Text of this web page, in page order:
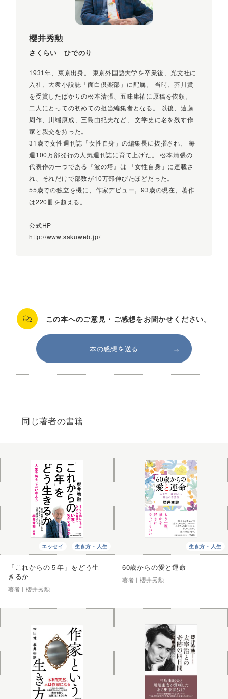
をしたとき」に覚悟を決めておく／第5章 「恋愛」「セック
ス」を人生から閉め出さない／第6章 「家族の絆」「仲間の
決めておく／第8章 「80歳の自分」「90歳の自分」を楽しみ
に迎えよう／おわりに 70歳、あるいは70代という年齢で、あ
櫻井秀勲
さくらい ひでのり
1931年、東京出身。 東京外国語大学を卒業後、光文社に
入社、大衆小説誌「面白倶楽部」に配属。 当時、芥川賞
を受賞したばかりの松本清張、五味康祐に原稿を依頼。
二人にとっての初めての担当編集者となる。 以後、遠藤
周作、川端康成、三島由紀夫など、 文学史に名を残す作
家と親交を持った。
31歳で女性週刊誌「女性自身」の編集長に抜擢され、 毎
週100万部発行の人気週刊誌に育て上げた。 松本清張の
代表作の一つである『波の塔』は 「女性自身」に連載さ
れ、それだけで部数が10万部伸びたほどだった。
55歳での独立を機に、作家デビュー。93歳の現在、著作
は220冊を超える。
公式HP
http://www.sakuweb.jp/
この本へのご意見・ご感想をお聞かせください。
本の感想を送る
同じ著者の書籍
エッセイ 生き方・人生
「これからの５年」をどう生
きるか
著者｜櫻井秀勲
生き方・人生
60歳からの愛と運命
著者｜櫻井秀勲